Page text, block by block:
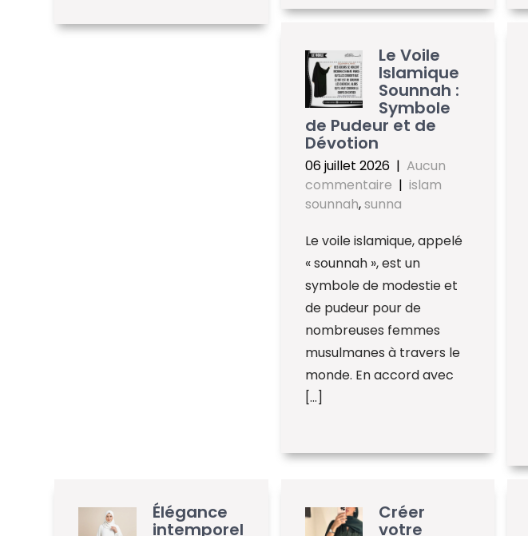
Le Voile
Islamique
Sounnah :
Symbole
de Pudeur et de
Dévotion
06 juillet 2026 | Aucun
commentaire | islam
sounnah,sunna
Le voile islamique, appelé
« sounnah », est un
symbole de modestie et
de pudeur pour de
nombreuses femmes
musulmanes à travers le
monde. En accord avec
[…]
Élégance
intemporel
Créer
votre